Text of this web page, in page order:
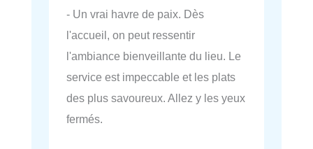
- Un vrai havre de paix. Dès
l'accueil, on peut ressentir
l'ambiance bienveillante du lieu. Le
service est impeccable et les plats
des plus savoureux. Allez y les yeux
fermés.